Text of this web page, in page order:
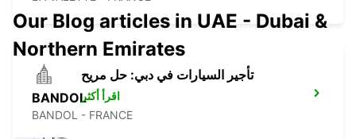
BANDOL
BANDOL - FRANCE
Our Blog articles in UAE - Dubai &
Northern Emirates
تأجير السيارات في دبي: حل مريح
اقرأ أكثر